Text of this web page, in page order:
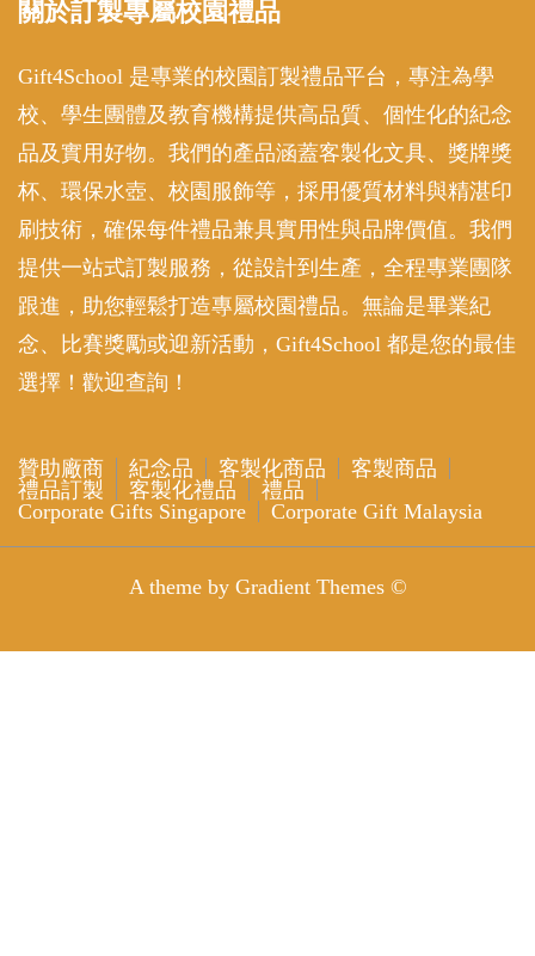
關於訂製專屬校園禮品
Gift4School 是專業的校園訂製禮品平台，專注為學
校、學生團體及教育機構提供高品質、個性化的紀念
品及實用好物。我們的產品涵蓋客製化文具、獎牌獎
杯、環保水壺、校園服飾等，採用優質材料與精湛印
刷技術，確保每件禮品兼具實用性與品牌價值。我們
提供一站式訂製服務，從設計到生產，全程專業團隊
跟進，助您輕鬆打造專屬校園禮品。無論是畢業紀
念、比賽獎勵或迎新活動，Gift4School 都是您的最佳
選擇！歡迎查詢！
贊助廠商 紀念品 客製化商品
客製商品
禮品訂製
客製化禮品
禮品
Corporate Gifts Singapore
Corporate Gift Malaysia
A theme by Gradient Themes ©